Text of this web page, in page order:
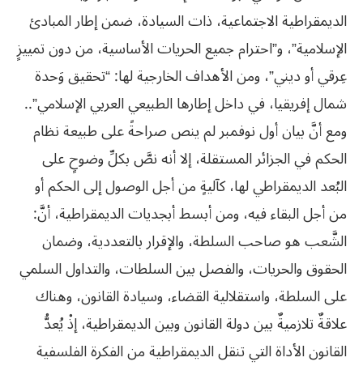
الديمقراطية الاجتماعية، ذات السيادة، ضمن إطار المبادئ
الإسلامية”، و”احترام جميع الحريات الأساسية، من دون تمييزٍ
عِرقي أو ديني”، ومن الأهداف الخارجية لها: “تحقيق وَحدة
شمال إفريقيا، في داخل إطارها الطبيعي العربي الإسلامي”..
ومع أنَّ بيان أول نوفمبر لم ينص صراحةً على طبيعة نظام
الحكم في الجزائر المستقلة، إلا أنه نصَّ بكلِّ وضوحٍ على
البُعد الديمقراطي لها، كآليةٍ من أجل الوصول إلى الحكم أو
من أجل البقاء فيه، ومن أبسط أبجديات الديمقراطية، أنَّ:
الشَّعب هو صاحب السلطة، والإقرار بالتعددية، وضمان
الحقوق والحريات، والفصل بين السلطات، والتداول السلمي
على السلطة، واستقلالية القضاء، وسيادة القانون، وهناك
علاقةٌ تلازميةٌ بين دولة القانون وبين الديمقراطية، إذْ يُعدُّ
القانون الأداة التي تنقل الديمقراطية من الفكرة الفلسفية